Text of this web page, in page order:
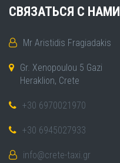
СВЯЗАТЬСЯ С НАМИ
Mr Aristidis Fragiadakis
Gr. Xenopoulou 5 Gazi
Heraklion, Crete
+30 6970021970
+30 6945027933
info@crete-taxi.gr